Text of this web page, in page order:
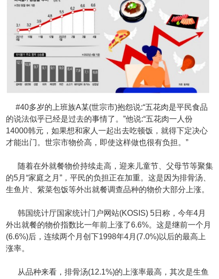
#40多岁的上班族A某(世宗市)抱怨说:“五花肉是平民食品
的说法似乎已经是过去的事情了。”他说:“五花肉一人份
14000韩元，如果想和家人一起出去吃顿饭，就得下定决心
才能出门。世宗市物价高，即使这样做也很有负担。”
随着在外就餐物价持续走高，迎来儿童节、父母节等聚集
的5月“家庭之月”，平民的负担正在加重。这是因为排骨汤、
生鱼片、紫菜包饭等外出就餐调查品种的物价大部分上涨。
韩国统计厅国家统计门户网站(KOSIS) 5日称，今年4月
外出就餐的物价指数比一年前上涨了6.6%。这是继前一个月
(6.6%)后，连续两个月创下1998年4月(7.0%)以后的最高上
涨率。
从品种来看，排骨汤(12.1%)的上涨率最高，其次是生鱼